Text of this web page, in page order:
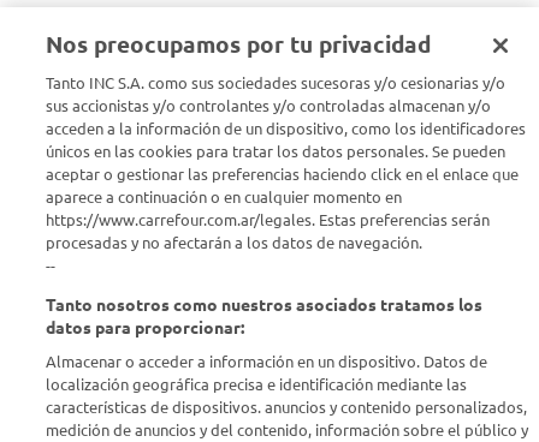
Seguinos en :
Estamos para ayudarte
¿Tenés una consulta? Comunicate con nosotrosacá
Descubrí Carrefour
Conocenos
Info útil
Nos preocupamos por tu privacidad
Tanto INC S.A. como sus sociedades sucesoras y/o cesionarias y/o
sus accionistas y/o controlantes y/o controladas almacenan y/o
acceden a la información de un dispositivo, como los identificadores
únicos en las cookies para tratar los datos personales. Se pueden
aceptar o gestionar las preferencias haciendo click en el enlace que
aparece a continuación o en cualquier momento en
https://www.carrefour.com.ar/legales. Estas preferencias serán
procesadas y no afectarán a los datos de navegación.
--
Tanto nosotros como nuestros asociados tratamos los
datos para proporcionar:
Almacenar o acceder a información en un dispositivo. Datos de
localización geográfica precisa e identificación mediante las
características de dispositivos. anuncios y contenido personalizados,
medición de anuncios y del contenido, información sobre el público y